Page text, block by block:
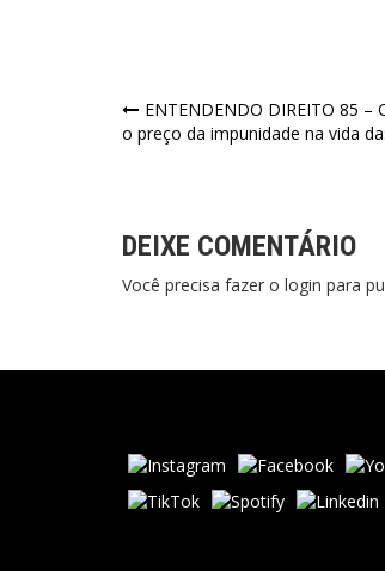
Navegação
de
ENTENDENDO DIREITO 85 –
o preço da impunidade na vida
DEIXE COMENTÁRIO
Você precisa fazer o login para